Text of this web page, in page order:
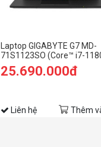
Laptop GIGABYTE G7 MD-
71S1123SO (Core™ i7-
16GB | 512GB | RTX 3050Ti
17.3 inch FHD | Win 11 | Đen)
25.690.000đ
Liên hệ Thêm